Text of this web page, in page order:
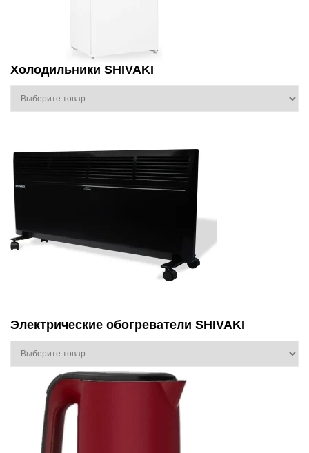
Холодильники SHIVAKI
Электрические обогреватели SHIVAKI